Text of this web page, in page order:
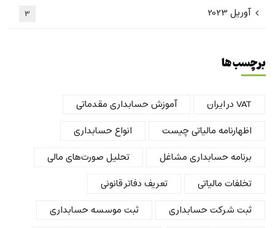
آوریل 2023 3
برچسب ها
VAT در ایران
آموزش حسابداری مقدماتی
اظهارنامه مالیاتی چیست
انواع حسابداری
برنامه حسابداری مشاغل
تحلیل صورت‌های مالی
تخلفات مالیاتی
تعریف دفاتر قانونی
ثبت شرکت حسابداری
ثبت موسسه حسابداری